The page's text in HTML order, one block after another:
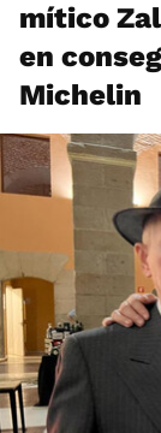
mítico
en
Michelin